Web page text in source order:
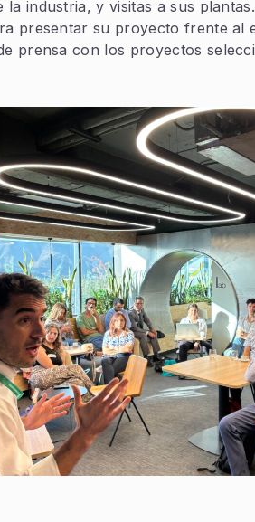
industria, y visitas a sus
presentar su proyecto frente al
prensa con los proyectos